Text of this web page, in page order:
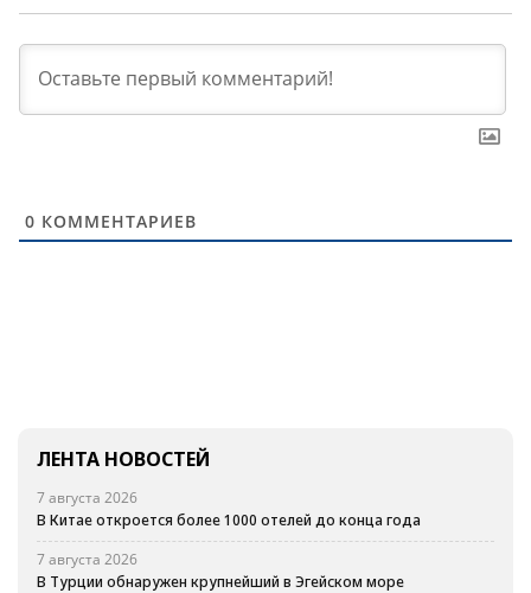
0 КОММЕНТАРИЕВ
ЛЕНТА НОВОСТЕЙ
7 августа 2026
В Китае откроется более 1000 отелей до конца года
7 августа 2026
В Турции обнаружен крупнейший в Эгейском море